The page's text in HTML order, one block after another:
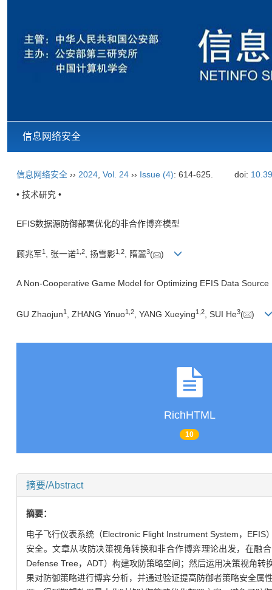
信息网络安全
信息网络安全 ›› 2024 Vol. 24 ›› Issue (4): 614-625. doi:
• 技术研究 •
EFIS数据源防御部署优化的非合作博弈模型
顾兆军1 , 张一诺1 2, 扬雪影1 2, 隋翯3( )
A Non-Cooperative Game Model for Optimizing EFIS Data
GU Zhaojun1 , ZHANG Yinuo1 2 , YANG Xueying1 2 , SUI He3( )
RichHTML
10
摘要/Abstract
摘要：
电子飞行仪表系统（Electronic Flight Instrument System，
安全。文章从攻防决策视角转换和非合作博弈理论出发，在融
Defense Tree，ADT）构建攻防策略空间；然后运用决策视角
果对防御策略进行博弈分析，并通过验证提高防御者策略安全